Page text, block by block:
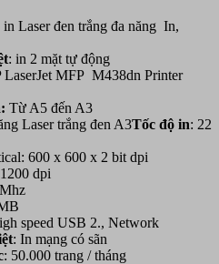
Laser đen trắng đa năng In,
: in 2 mặt tự động
LaserJet MFP M438dn Printer
Từ A5 đến A3
Laser trắng đen A3Tốc độ in: 22
600 x 600 x 2 bit dpi
dpi
speed USB 2., Network
: In mạng có sãn
: 50.000 trang / tháng